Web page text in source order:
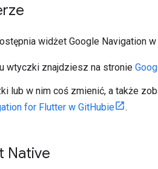
widżet Google Navigation
wtyczki znajdziesz na stronie
lub w nim coś zmienić, a także
for Flutter w GitHubie
.
Native